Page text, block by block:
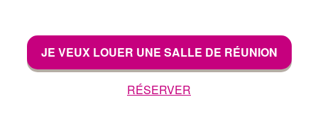
JE VEUX LOUER UNE SALLE DE RÉUNION
RÉSERVER